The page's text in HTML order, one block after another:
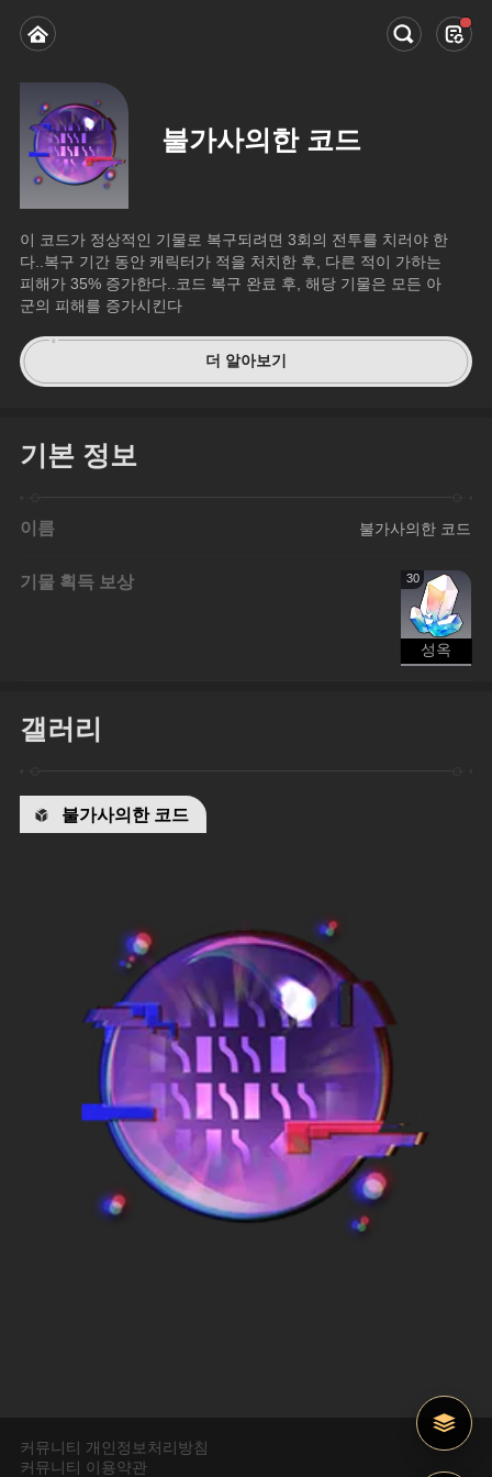
불가사의한 코드
이 코드가 정상적인 기물로 복구되려면 3회의 전투를 치러야 한
다..복구 기간 동안 캐릭터가 적을 처치한 후, 다른 적이 가하는
피해가 35% 증가한다..코드 복구 완료 후, 해당 기물은 모든 아
군의 피해를 증가시킨다
더 알아보기
기본 정보
이름 불가사의한 코드
기물 획득 보상 30
성옥
갤러리
불가사의한 코드
커뮤니티 개인정보처리방침
커뮤니티 이용약관